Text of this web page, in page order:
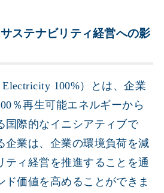
ステナビリティ経営への影
Electricity 100%）とは、企業
％再生可能エネルギーから
国際的なイニシアティブで
企業は、企業の環境負荷を減
ティ経営を推進することを通
ド価値を高めることができま